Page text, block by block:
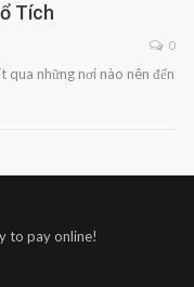
Tích
0
qua những nơi nào nên đến